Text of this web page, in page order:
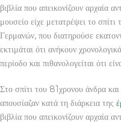
βιβλία που απεικονίζουν αρχαία
μουσείο είχε μετατρέψει το
Γερμανών, που διατηρούσε
εκτιμάται ότι ανήκουν
περίοδο και πιθανολογείται ότι
Στο σπίτι του 81χρονου άνδρα
απουσίαζαν κατά τη διάρκεια της
βιβλία που απεικονίζουν αρχαία